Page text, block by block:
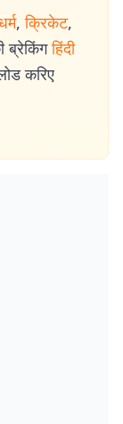
, क्रिकेट,
ब्रेकिंग हिंदी
करिए